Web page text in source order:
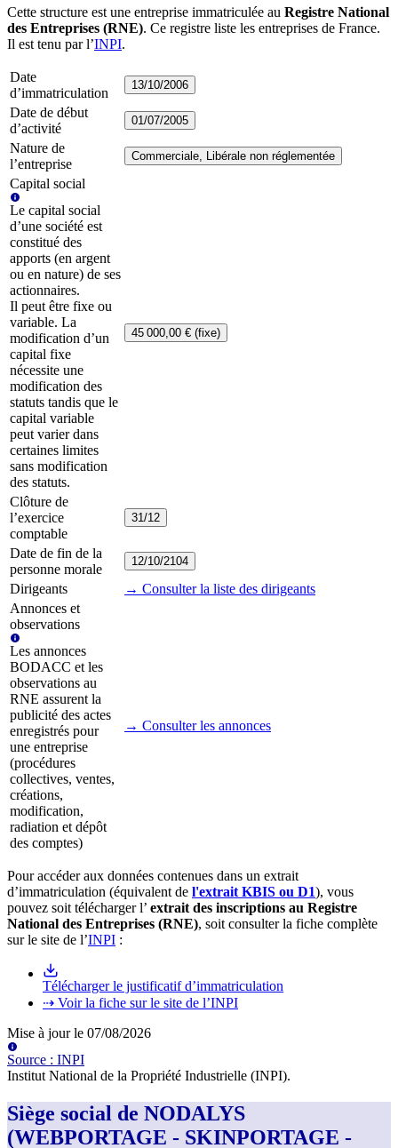
Cette structure est une entreprise immatriculée au Registre National
des Entreprises (RNE). Ce registre liste les entreprises de France.
Il est tenu par l’INPI.
Date
d’immatriculation
13/10/2006
Date de début
d’activité
01/07/2005
Nature de
l’entreprise
Commerciale, Libérale non réglementée
Capital social
Le capital social
d’une société est
constitué des
apports (en argent
ou en nature) de ses
actionnaires.
Il peut être fixe ou
variable. La
modification d’un
capital fixe
nécessite une
modification des
statuts tandis que le
capital variable
peut varier dans
certaines limites
sans modification
des statuts.
45 000,00 € (fixe)
Clôture de
l’exercice
comptable
31/12
Date de fin de la
personne morale
12/10/2104
Dirigeants
→ Consulter la liste des dirigeants
Annonces et
observations
Les annonces
BODACC et les
observations au
RNE assurent la
publicité des actes
enregistrés pour
une entreprise
(procédures
collectives, ventes,
créations,
modification,
radiation et dépôt
des comptes)
→ Consulter les annonces
Pour accéder aux données contenues dans un extrait
d’immatriculation (équivalent de l'extrait KBIS ou D1), vous
pouvez soit télécharger l’ extrait des inscriptions au Registre
National des Entreprises (RNE), soit consulter la fiche complète
sur le site de l’INPI :
Télécharger le justificatif d’immatriculation
⇢ Voir la fiche sur le site de l’INPI
Mise à jour le 07/08/2026
Source : INPI
Institut National de la Propriété Industrielle (INPI).
Siège social de NODALYS
(WEBPORTAGE - SKINPORTAGE -